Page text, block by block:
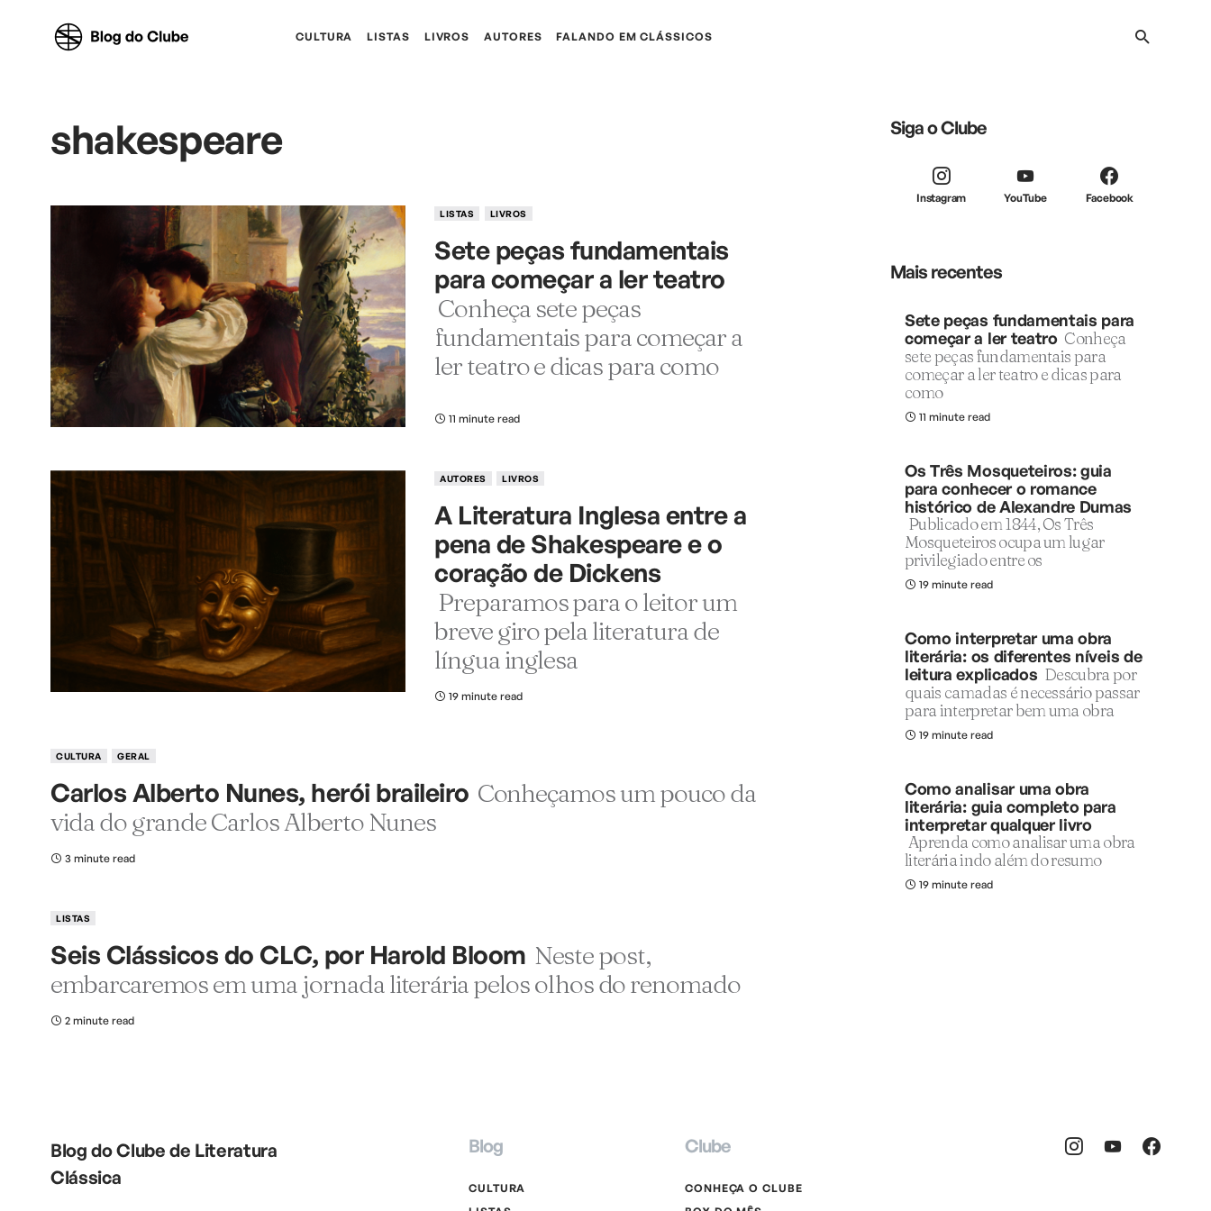
CULTURA LISTAS LIVROS AUTORES FALANDO EM CLÁSSICOS
shakespeare
LISTAS LIVROS
Sete peças fundamentais
para começar a ler teatro
Conheça sete peças
fundamentais para começar a
ler teatro e dicas para como
11 minute read
AUTORES LIVROS
A Literatura Inglesa entre a
pena de Shakespeare e o
coração de Dickens
Preparamos para o leitor um
breve giro pela literatura de
língua inglesa
19 minute read
CULTURA GERAL
Carlos Alberto Nunes, herói braileiro Conheçamos um pouco da
vida do grande Carlos Alberto Nunes
3 minute read
LISTAS
Seis Clássicos do CLC, por Harold Bloom Neste post,
embarcaremos em uma jornada literária pelos olhos do renomado
2 minute read
Siga o Clube
Instagram YouTube Facebook
Mais recentes
Sete peças fundamentais para
começar a ler teatro Conheça
sete peças fundamentais para
começar a ler teatro e dicas para
como
11 minute read
Os Três Mosqueteiros: guia
para conhecer o romance
histórico de Alexandre Dumas
Publicado em 1844, Os Três
Mosqueteiros ocupa um lugar
privilegiado entre os
19 minute read
Como interpretar uma obra
literária: os diferentes níveis de
leitura explicados Descubra por
quais camadas é necessário passar
para interpretar bem uma obra
19 minute read
Como analisar uma obra
literária: guia completo para
interpretar qualquer livro
Aprenda como analisar uma obra
literária indo além do resumo
19 minute read
Blog do Clube de Literatura
Clássica
Blog
CULTURA
Clube
CONHEÇA O CLUBE